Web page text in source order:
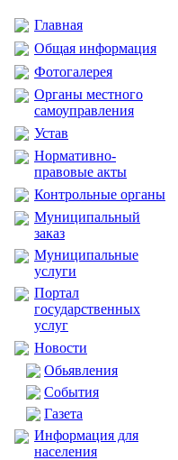
Главная
Общая информация
Фотогалерея
Органы местного
самоуправления
Устав
Нормативно-
правовые акты
Контрольные органы
Муниципальный
заказ
Муниципальные
услуги
Портал
государственных
услуг
Новости
Обьявления
События
Газета
Информация для
населения